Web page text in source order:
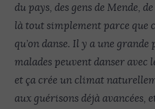
du pays, des gens de Mende,
là tout simplement parce que
qu’on danse. Il y a une grande
malades peuvent danser avec
et ça crée un climat
aux guérisons déjà avancées,